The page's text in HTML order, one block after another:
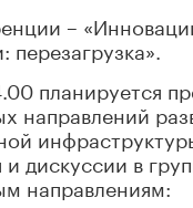
–
планируется
направлений
дискуссии в
направлениям: